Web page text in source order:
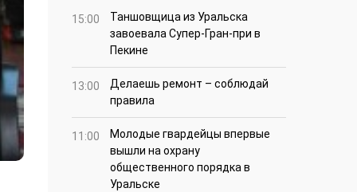
15:00
Таншовщица из Уральска
завоевала Супер-Гран-при в
Пекине
13:00
Делаешь ремонт – соблюдай
правила
11:00
Молодые гвардейцы впервые
вышли на охрану
общественного порядка в
Уральске